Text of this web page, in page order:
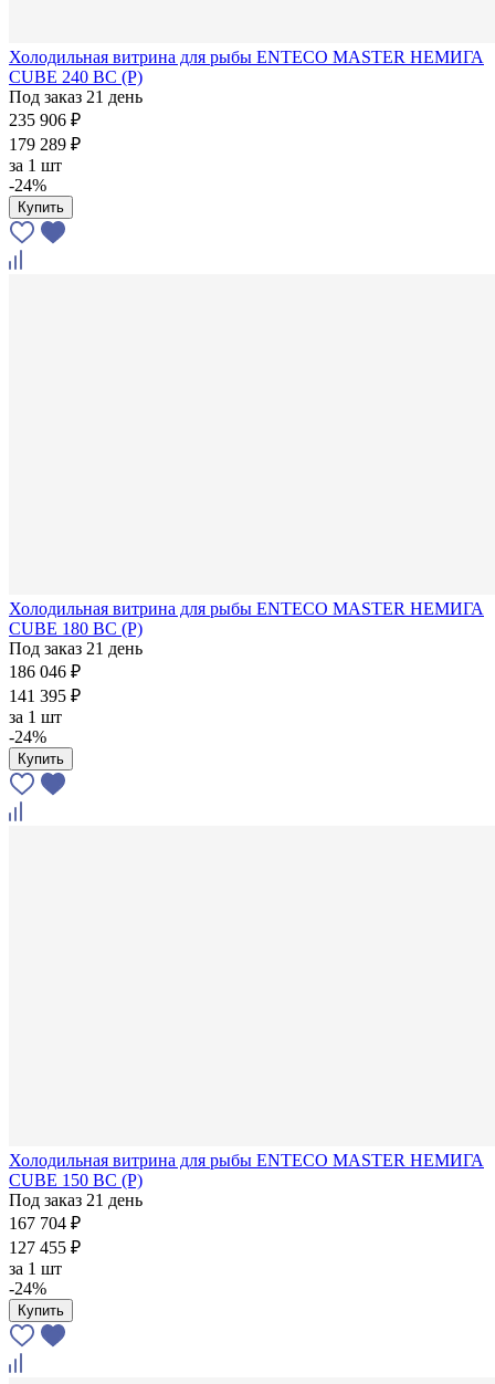
Холодильная витрина для рыбы ENTECO MASTER НЕМИГА
CUBE 240 ВС (Р)
Под заказ 21 день
235 906 ₽
179 289 ₽
за 1 шт
-24%
Купить
Холодильная витрина для рыбы ENTECO MASTER НЕМИГА
CUBE 180 ВС (Р)
Под заказ 21 день
186 046 ₽
141 395 ₽
за 1 шт
-24%
Купить
Холодильная витрина для рыбы ENTECO MASTER НЕМИГА
CUBE 150 ВС (Р)
Под заказ 21 день
167 704 ₽
127 455 ₽
за 1 шт
-24%
Купить